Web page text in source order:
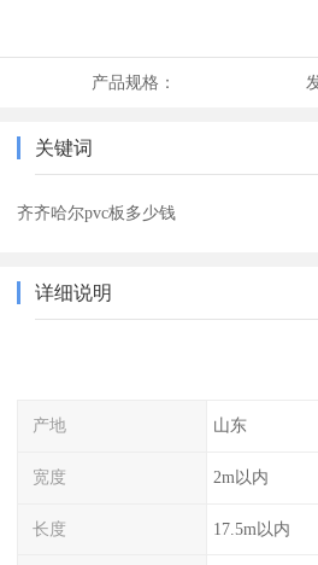
产品规格：
关键词
齐齐哈尔pvc板多少钱
详细说明
产地 山东
宽度 2m以内
长度 17.5m以内